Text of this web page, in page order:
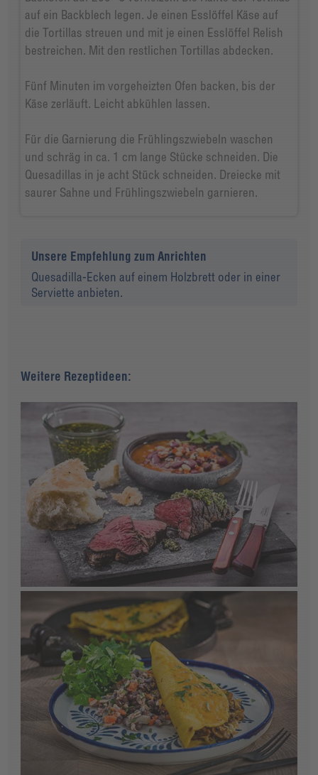
auf ein Backblech legen. Je einen Esslöffel Käse auf
die Tortillas streuen und mit je einen Esslöffel Relish
bestreichen. Mit den restlichen Tortillas abdecken.
Fünf Minuten im vorgeheizten Ofen backen, bis der
Käse zerläuft. Leicht abkühlen lassen.
Für die Garnierung die Frühlingszwiebeln waschen
und schräg in ca. 1 cm lange Stücke schneiden. Die
Quesadillas in je acht Stück schneiden. Dreiecke mit
saurer Sahne und Frühlingszwiebeln garnieren.
Unsere Empfehlung zum Anrichten
Quesadilla-Ecken auf einem Holzbrett oder in einer
Serviette anbieten.
Weitere Rezeptideen: